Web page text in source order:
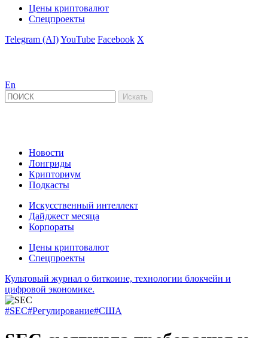
Цены криптовалют
Спецпроекты
Telegram (AI)YouTube Facebook X
En
Новости
Лонгриды
Крипториум
Подкасты
Искусственный интеллект
Дайджест месяца
Корпораты
Цены криптовалют
Спецпроекты
Культовый журнал о биткоине, технологии блокчейн и
цифровой экономике.
#SEC#Регулирование#США